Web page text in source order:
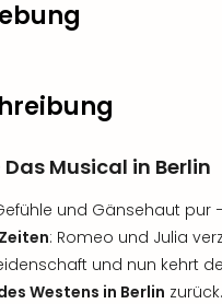
Musical in Berlin
und Gänsehaut
: Romeo und Julia
und nun kehrt
Westens in Berlin